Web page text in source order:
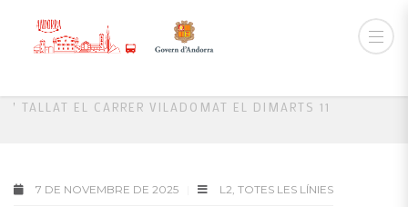
TALLAT EL CARRER VILADOMAT EL DIMARTS 11
7 DE NOVEMBRE DE 2025 L2, TOTES LES LÍNIES